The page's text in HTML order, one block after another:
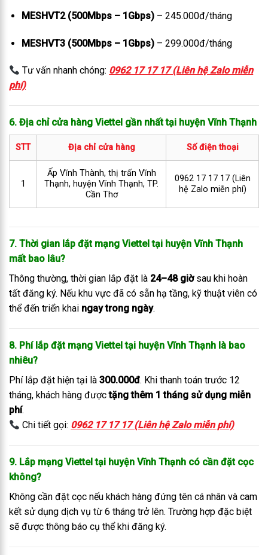
MESHVT2 (500Mbps – 1Gbps)– 245.000đ/tháng
MESHVT3 (500Mbps – 1Gbps)– 299.000đ/tháng
Tư vấn nhanh chóng: 0962 17 17 17 (Liên hệ Zalo miễn
phí)
6. Địa chỉ cửa hàng Viettel gần nhất tại huyện Vĩnh Thạnh
STT Địa chỉ cửa hàng Số điện thoại
1
Ấp Vĩnh Thành, thị trấn Vĩnh
Thạnh, huyện Vĩnh Thạnh, TP.
Cần Thơ
0962 17 17 17 (Liên
hệ Zalo miễn phí)
7. Thời gian lắp đặt mạng Viettel tại huyện Vĩnh Thạnh
mất bao lâu?
Thông thường, thời gian lắp đặt là 24–48 giờsau khi hoàn
tất đăng ký. Nếu khu vực đã có sẵn hạ tầng, kỹ thuật viên có
thể đến triển khai ngay trong ngày.
8. Phí lắp đặt mạng Viettel tại huyện Vĩnh Thạnh là bao
nhiêu?
Phí lắp đặt hiện tại là 300.000đ. Khi thanh toán trước 12
tháng, khách hàng đượctặng thêm 1 tháng sử dụng miễn
phí.
Chi tiết gọi: 0962 17 17 17 (Liên hệ Zalo miễn phí)
9. Lắp mạng Viettel tại huyện Vĩnh Thạnh có cần đặt cọc
không?
Không cần đặt cọc nếu khách hàng đứng tên cá nhân và cam
kết sử dụng dịch vụ từ 6 tháng trở lên. Trường hợp đặc biệt
sẽ được thông báo cụ thể khi đăng ký.